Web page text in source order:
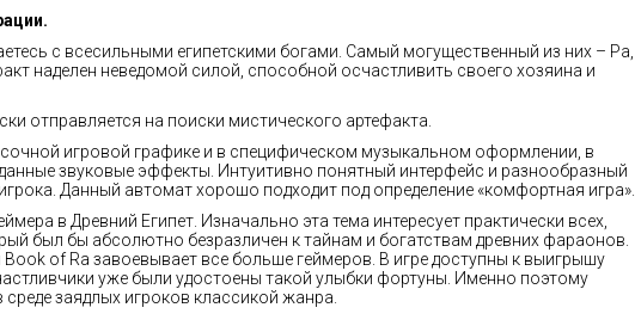
с всесильными египетскими богами. Самый могущественный из них – Ра,
наделен неведомой силой, способной осчастливить своего хозяина и
отправляется на поиски мистического артефакта.
игровой графике и в специфическом музыкальном оформлении, в
звуковые эффекты. Интуитивно понятный интерфейс и разнообразный
Данный автомат хорошо подходит под определение «комфортная игра».
в Древний Египет. Изначально эта тема интересует практически всех,
был бы абсолютно безразличен к тайнам и богатствам древних фараонов.
of Ra завоевывает все больше геймеров. В игре доступны к выигрышу
уже были удостоены такой улыбки фортуны. Именно поэтому
заядлых игроков классикой жанра.